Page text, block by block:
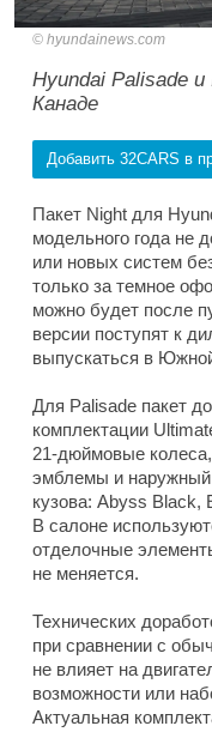
hyundainews.com
Hyundai Palisade
Канаде
Добавить 32CARS в
Пакет Night для
модельного года не
или новых систем
только за темное
можно будет после
версии поступят к
выпускаться в
Для Palisade пакет
комплектации
21-дюймовые
эмблемы и
кузова: Abyss Black,
В салоне
отделочные
не меняется.
Технических
при сравнении с
не влияет на
возможности или
Актуальная